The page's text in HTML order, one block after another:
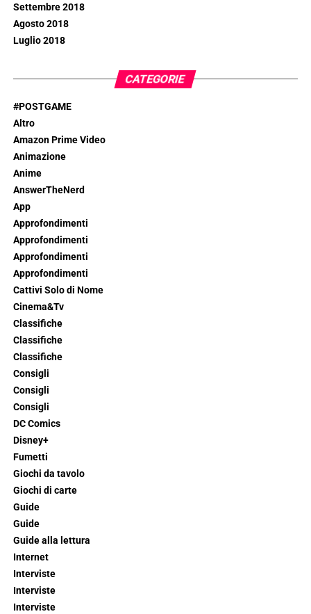
Settembre 2018
Agosto 2018
Luglio 2018
CATEGORIE
#POSTGAME
Altro
Amazon Prime Video
Animazione
Anime
AnswerTheNerd
App
Approfondimenti
Approfondimenti
Approfondimenti
Approfondimenti
Cattivi Solo di Nome
Cinema&Tv
Classifiche
Classifiche
Classifiche
Consigli
Consigli
Consigli
DC Comics
Disney+
Fumetti
Giochi da tavolo
Giochi di carte
Guide
Guide
Guide alla lettura
Internet
Interviste
Interviste
Interviste